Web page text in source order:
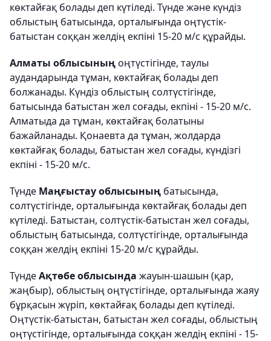
көктайғақ болады деп күтіледі. Түнде және күндіз
облыстың батысында, орталығында оңтүстік-
батыстан соққан желдің екпіні 15-20 м/с құрайды.
Алматы облысыныңоңтүстігінде, таулы
аудандарында тұман, көктайғақ болады деп
болжанады. Күндіз облыстың солтүстігінде,
батысында батыстан жел соғады, екпіні - 15-20 м/с.
Алматыда да тұман, көктайғақ болатыны
бажайланады. Қонаевта да тұман, жолдарда
көктайғақ болады, батыстан жел соғады, күндізгі
екпіні - 15-20 м/с.
Түнде Маңғыстау облысының батысында,
солтүстігінде, орталығында көктайғақ болады деп
күтіледі. Батыстан, солтүстік-батыстан жел соғады,
облыстың батысында, солтүстігінде, орталығында
соққан желдің екпіні 15-20 м/с құрайды.
ТүндеАқтөбе облысында жауын-шашын (қар,
жаңбыр), облыстың оңтүстігінде, орталығында жаяу
бұрқасын жүріп, көктайғақ болады деп күтіледі.
Оңтүстік-батыстан, батыстан жел соғады, облыстың
оңтүстігінде, орталығында соққан желдің екпіні - 15-